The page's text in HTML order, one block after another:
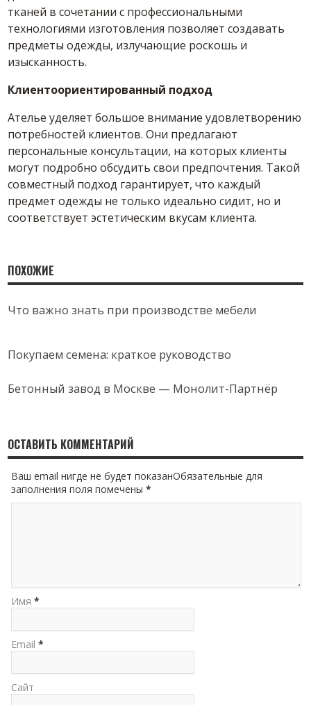
тканей в сочетании с профессиональными
технологиями изготовления позволяет создавать
предметы одежды, излучающие роскошь и
изысканность.
Клиентоориентированный подход
Ателье уделяет большое внимание удовлетворению
потребностей клиентов. Они предлагают
персональные консультации, на которых клиенты
могут подробно обсудить свои предпочтения. Такой
совместный подход гарантирует, что каждый
предмет одежды не только идеально сидит, но и
соответствует эстетическим вкусам клиента.
ПОХОЖИЕ
Что важно знать при производстве мебели
Покупаем семена: краткое руководство
Бетонный завод в Москве — Монолит-Партнёр
ОСТАВИТЬ КОММЕНТАРИЙ
Ваш email нигде не будет показанОбязательные для
заполнения поля помечены*
Имя *
Email *
Сайт